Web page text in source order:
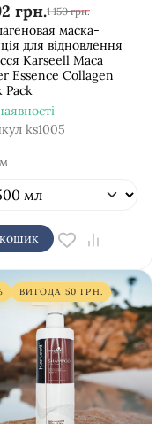
грн.1 150 грн.
маска-
для відновлення
Karseell Maca
Essence Collagen
Pack
ks1005
ВИГОДА 50 ГРН.